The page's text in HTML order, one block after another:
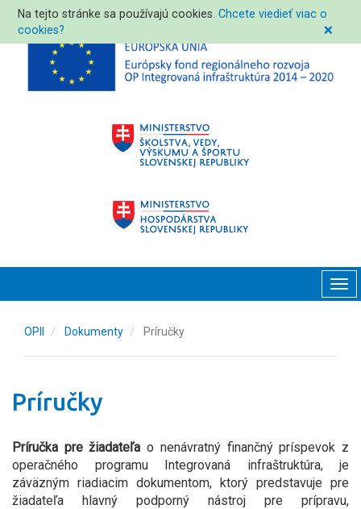
Na tejto stránke sa používajú cookies.Chcete viedieť viac o
cookies?
❌
OPII Dokumenty Príručky
Príručky
Príručka pre žiadateľa o nenávratný finančný príspevok z
operačného programu Integrovaná infraštruktúra, je
záväzným riadiacim dokumentom, ktorý predstavuje pre
žiadateľa hlavný podporný nástroj pre prípravu,